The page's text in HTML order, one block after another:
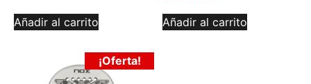
Añadir al carrito Añadir al carrito
¡Oferta!